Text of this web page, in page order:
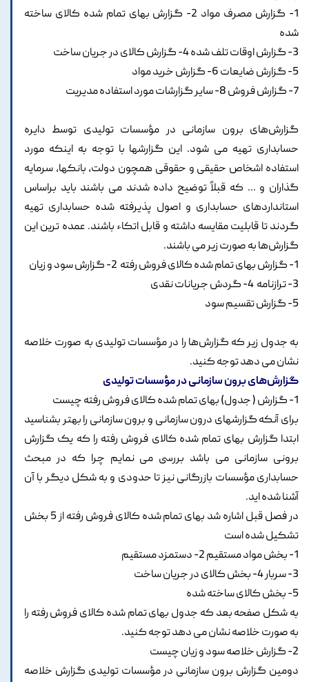
1- گزارش مصرف مواد 2- گزارش بهای تمام شده کالای ساخته
شده
3- گزارش اوقات تلف شده 4- گزارش کالای در جریان ساخت
5- گزارش ضایعات 6- گزارش خرید مواد
7- گزارش فروش 8- سایر گزارشات مورد استفاده مدیریت
گزارش‌های برون سازمانی در مؤسسات تولیدی توسط دایره
حسابداری تهیه می شود. این گزارشها با توجه به اینکه مورد
استفاده اشخاص حقیقی و حقوقی همچون دولت، بانکها، سرمایه
گذاران و ... که قبلاً توضیح داده شدند می باشند باید براساس
استانداردهای حسابداری و اصول پذیرفته شده حسابداری تهیه
گردند تا قابلیت مقایسه داشته و قابل اتکاء باشند. عمده ترین این
گزارش‌ها به صورت زیر می باشند.
1- گزارش بهای تمام شده کالای فروش رفته 2- گزارش سود و زیان
3- ترازنامه 4- گردش جریانات نقدی
5- گزارش تقسیم سود
به جدول زیر که گزارش‌ها را در مؤسسات تولیدی به صورت خلاصه
نشان می دهد توجه کنید.
گزارش‌های برون سازمانی در مؤسسات تولیدی
1- گزارش ( جدول) بهای تمام شده کالای فروش رفته چیست
برای آنکه گزارشهای درون سازمانی و برون سازمانی را بهتر بشناسید
ابتدا گزارش بهای تمام شده کالای فروش رفته را که یک گزارش
برونی سازمانی می باشد بررسی می نمایم چرا که در مبحث
حسابداری مؤسسات بازرگانی نیز تا حدودی و به شکل دیگر با آن
آشنا شده اید.
در فصل قبل اشاره شد بهای تمام شده کالای فروش رفته از 5 بخش
تشکیل شده است
1- بخش مواد مستقیم 2- دستمزد مستقیم
3- سربار 4- بخش کالای در جریان ساخت
5- بخش کالای ساخته شده
به شکل صفحه بعد که جدول بهای تمام شده کالای فروش رفته را
به صورت خلاصه نشان می دهد توجه کنید.
2- گزارش خلاصه سود و زیان چیست
دومین گزارش برون سازمانی در مؤسسات تولیدی گزارش خلاصه